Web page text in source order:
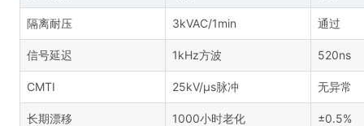
隔离耐压 3kVAC/1min 通过
信号延迟 1kHz方波 520ns
CMTI 25kV/μs脉冲 无异常
长期漂移 1000小时老化 ±0.5%